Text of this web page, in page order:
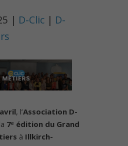
| D-Clic | D-
, l’Association D-
7ᵉ édition du Grand
à Illkirch-